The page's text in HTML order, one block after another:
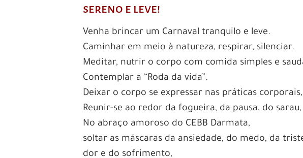
sereno e leve!
Venha brincar um Carnaval tranquilo e leve.
Caminhar em meio à natureza, respirar, silenciar.
Meditar, nutrir o corpo com comida simples e
Contemplar a “Roda da vida”.
Deixar o corpo se expressar nas práticas
Reunir-se ao redor da fogueira, da pausa, do
No abraço amoroso do CEBB Darmata,
soltar as máscaras da ansiedade, do medo, da
dor e do sofrimento,